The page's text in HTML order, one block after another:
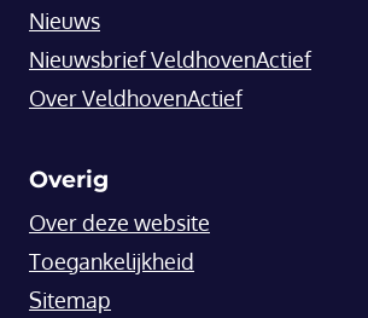
Nieuws
Nieuwsbrief VeldhovenActief
Over VeldhovenActief
Overig
Over deze website
Toegankelijkheid
Sitemap